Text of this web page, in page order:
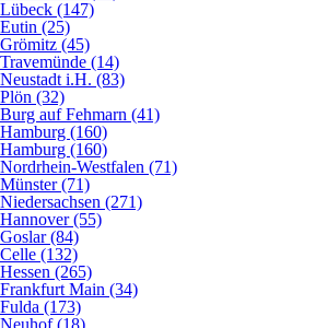
Lübeck (147)
Eutin (25)
Grömitz (45)
Travemünde (14)
Neustadt i.H. (83)
Plön (32)
Burg auf Fehmarn (41)
Hamburg (160)
Hamburg (160)
Nordrhein-Westfalen (71)
Münster (71)
Niedersachsen (271)
Hannover (55)
Goslar (84)
Celle (132)
Hessen (265)
Frankfurt Main (34)
Fulda (173)
Neuhof (18)